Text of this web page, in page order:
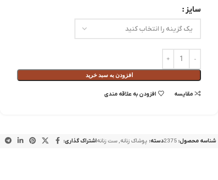
سایز
افزودن به سبد خرید
مقايسه افزودن به علاقه مندی
شناسه محصول: 2375دسته: پوشاک زنانه, ست زنانهاشتراک گذاری: